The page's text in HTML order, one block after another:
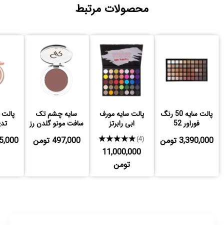
محصولات مرتبط
پالت سایه 50 رنگ
فوراور 52
3,390,000 تومن
پالت سایه مورف
ابی رابرتز
★★★★★(4)
11,000,000
تومن
سایه چشم تک
سافت مونو گلدن رز
497,000 تومن